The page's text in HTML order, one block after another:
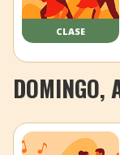
CLASE
DOMINGO,